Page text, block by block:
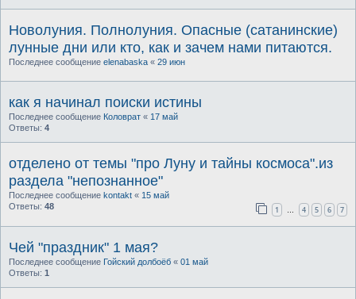
Новолуния. Полнолуния. Опасные (сатанинские)
лунные дни или кто, как и зачем нами питаются.
Последнее сообщение elenabaska « 29 июн
как я начинал поиски истины
Последнее сообщение Коловрат « 17 май
Ответы: 4
отделено от темы "про Луну и тайны космоса".из
раздела "непознанное"
Последнее сообщение kontakt « 15 май
Ответы: 48 1 4 5 6 7
Чей "праздник" 1 мая?
Последнее сообщение Гойский долбоёб « 01 май
Ответы: 1